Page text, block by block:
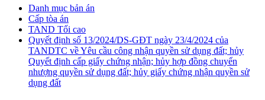
Danh mục bản án
Cấp tòa án
TAND Tối cao
Quyết định số 13/2024/DS-GĐT ngày 23/4/2024 của
TANDTC về Yêu cầu công nhận quyền sử dụng đất; hủy
Quyết định cấp giấy chứng nhận; hủy hợp đồng chuyển
nhượng quyền sử dụng đất; hủy giấy chứng nhận quyền sử
dụng đất